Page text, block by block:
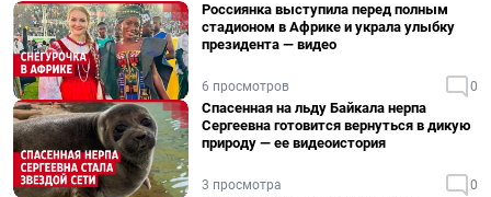
Россиянка выступила перед полным
стадионом в Африке и украла улыбку
президента — видео
6 просмотров 0
Спасенная на льду Байкала нерпа
Сергеевна готовится вернуться в дикую
природу — ее видеоистория
3 просмотра 0